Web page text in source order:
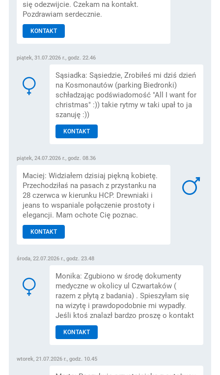
się odezwijcie. Czekam na kontakt.
Pozdrawiam serdecznie.
KONTAKT
piątek, 31.07.2026 r., godz. 22.46
Sąsiadka: Sąsiedzie, Zrobiłeś mi dziś dzień
na Kosmonautów (parking Biedronki)
schładzając podświadomość "All I want for
christmas" :)) takie rytmy w taki upał to ja
szanuję :))
KONTAKT
piątek, 24.07.2026 r., godz. 08.36
Maciej: Widziałem dzisiaj piękną kobietę.
Przechodziłaś na pasach z przystanku na
28 czerwca w kierunku HCP. Drewniaki i
jeans to wspaniale połączenie prostoty i
elegancji. Mam ochote Cię poznac.
KONTAKT
środa, 22.07.2026 r., godz. 23.48
Monika: Zgubiono w środę dokumenty
medyczne w okolicy ul Czwartaków (
razem z płytą z badania) . Spieszyłam się
na wizytę i prawdopodobnie mi wypadły.
Jeśli ktoś znalazł bardzo proszę o kontakt
KONTAKT
wtorek, 21.07.2026 r., godz. 10.45